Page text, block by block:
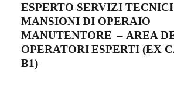
ESPERTO SERVIZI TECNICI
MANSIONI DI OPERAIO
MANUTENTORE – AREA
OPERATORI ESPERTI (EX
B1)